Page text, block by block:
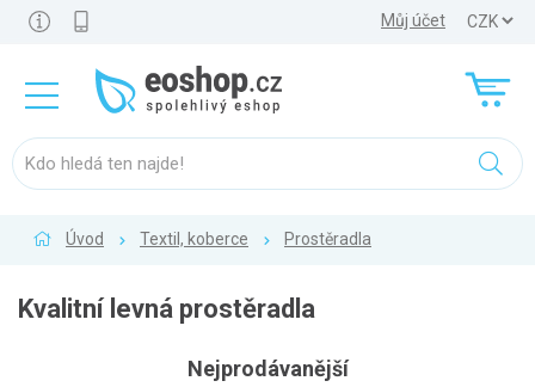
Můj účet
Úvod Textil, koberce Prostěradla
Kvalitní levná prostěradla
Nejprodávanější